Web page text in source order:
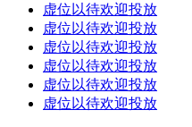
虚位以待欢迎投放
虚位以待欢迎投放
虚位以待欢迎投放
虚位以待欢迎投放
虚位以待欢迎投放
虚位以待欢迎投放